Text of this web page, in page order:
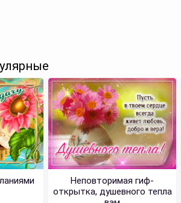
Неповторимая гиф-
открытка, душевного тепла